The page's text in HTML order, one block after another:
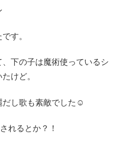
す。
下の子は魔術使っているシ
けど。
だし歌も素敵でした☺︎
れるとか？！